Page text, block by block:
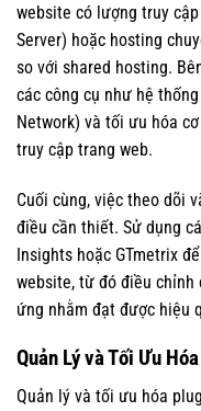
website có lượng truy
Server) hoặc hosting
so với shared hosting.
các công cụ như hệ
Network) và tối ưu hóa
truy cập trang web.
Cuối cùng, việc theo dõi
điều cần thiết. Sử dụng
Insights hoặc GTmetrix
website, từ đó điều
ứng nhằm đạt được hiệu
Quản Lý và Tối Ưu
Quản lý và tối ưu hóa